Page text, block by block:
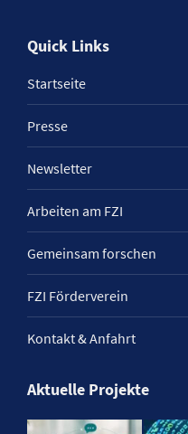
Quick Links
Startseite
Presse
Newsletter
Arbeiten am FZI
Gemeinsam forschen
FZI Förderverein
Kontakt & Anfahrt
Aktuelle Projekte